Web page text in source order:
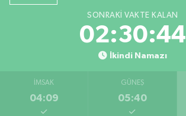
SONRAKI VAKTE KALAN
02:30:43
İkindi Namazı
İMSAK
04:09
GÜNEŞ
05:40